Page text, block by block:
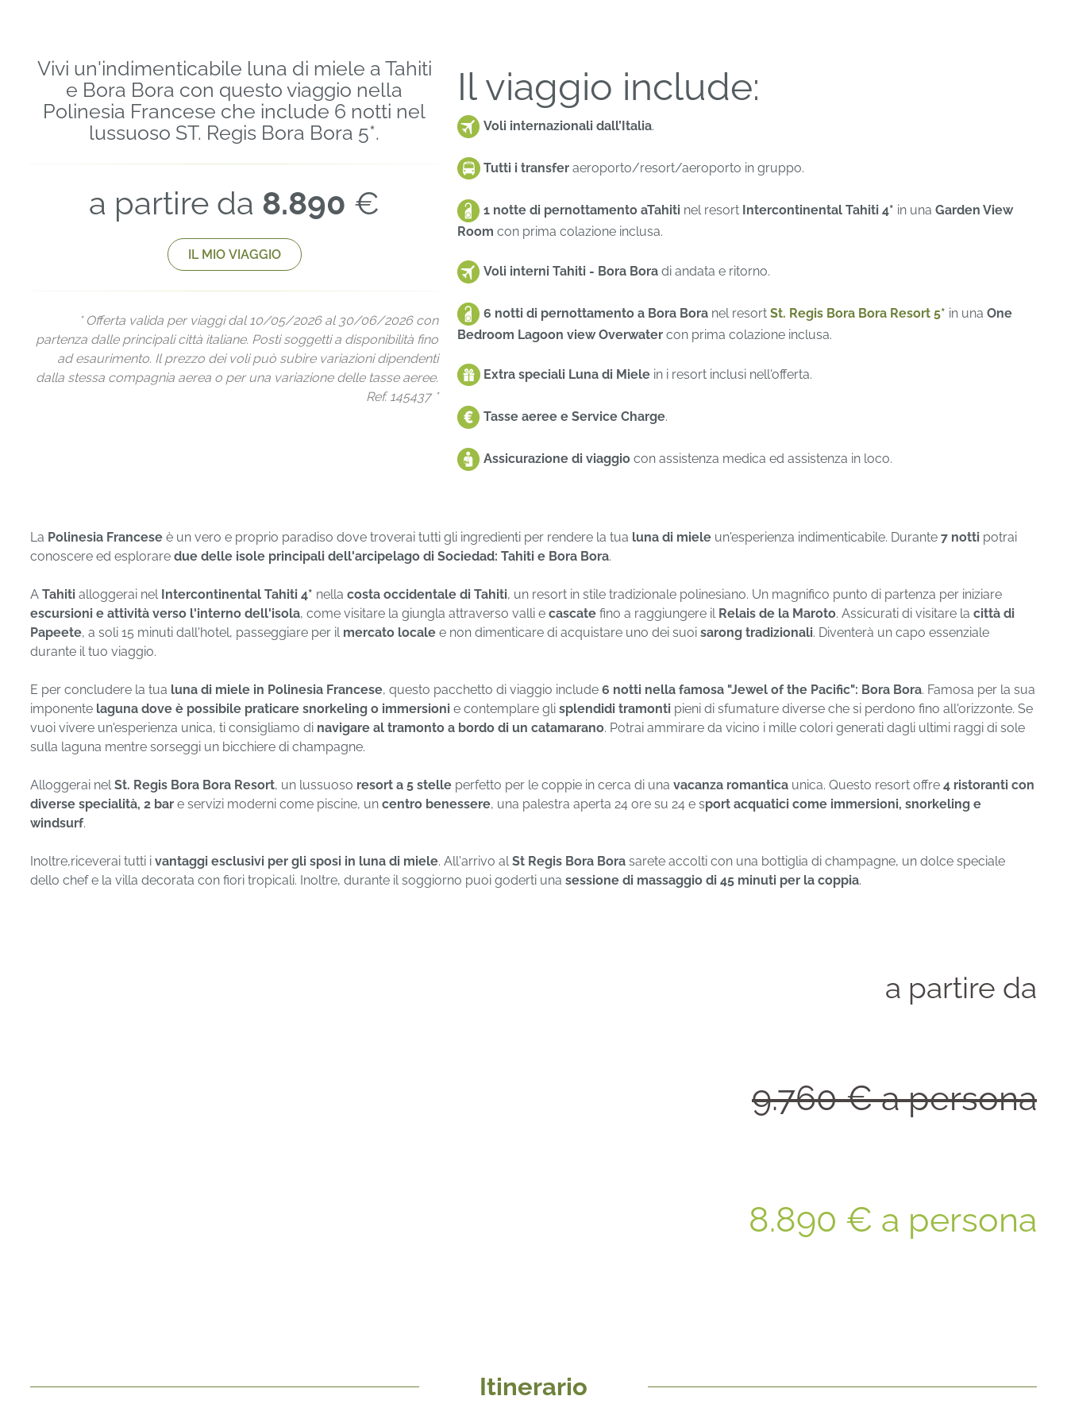
Vivi un'indimenticabile luna di miele a Tahiti
e Bora Bora con questo viaggio nella
Polinesia Francese che include 6 notti nel
lussuoso ST. Regis Bora Bora 5*.
a partire da 8.890 €
IL MIO VIAGGIO
* Offerta valida per viaggi dal 10/05/2026 al 30/06/2026 con
partenza dalle principali città italiane. Posti soggetti a disponibilità fino
ad esaurimento. Il prezzo dei voli può subire variazioni dipendenti
dalla stessa compagnia aerea o per una variazione delle tasse aeree.
Ref. 145437 *
Il viaggio include:
Voli internazionali dall’Italia.
Tutti i transfer aeroporto/resort/aeroporto in gruppo.
1 notte di pernottamento aTahiti nel resort Intercontinental Tahiti 4* in una Garden View
Room con prima colazione inclusa.
Voli interni Tahiti - Bora Bora di andata e ritorno.
6 notti di pernottamento a Bora Bora nel resortSt. Regis Bora Bora Resort 5* in unaOne
Bedroom Lagoon view Overwater con prima colazione inclusa.
Extra speciali Luna di Miele in i resort inclusi nell'offerta.
Tasse aeree eService Charge.
Assicurazione di viaggio con assistenza medica ed assistenza in loco.
La Polinesia Francese è un vero e proprio paradiso dove troverai tutti gli ingredienti per rendere la tua luna di miele un'esperienza indimenticabile. Durante 7 notti potrai
conoscere ed esplorare due delle isole principali dell'arcipelago di Sociedad: Tahiti e Bora Bora.
A Tahiti alloggerai nel Intercontinental Tahiti 4* nella costa occidentale di Tahiti, un resort in stile tradizionale polinesiano. Un magnifico punto di partenza per iniziare
escursioni e attività verso l'interno dell'isola, come visitare la giungla attraverso valli e cascate fino a raggiungere il Relais de la Maroto. Assicurati di visitare la città di
Papeete, a soli 15 minuti dall'hotel, passeggiare per il mercato locale e non dimenticare di acquistare uno dei suoi sarong tradizionali. Diventerà un capo essenziale
durante il tuo viaggio.
E per concludere la tua luna di miele in Polinesia Francese, questo pacchetto di viaggio include 6 notti nella famosa "Jewel of the Pacific": Bora Bora. Famosa per la sua
imponente laguna dove è possibile praticare snorkeling o immersioni e contemplare gli splendidi tramonti pieni di sfumature diverse che si perdono fino all'orizzonte. Se
vuoi vivere un'esperienza unica, ti consigliamo di navigare al tramonto a bordo di un catamarano. Potrai ammirare da vicino i mille colori generati dagli ultimi raggi di sole
sulla laguna mentre sorseggi un bicchiere di champagne.
Alloggerai nelSt. Regis Bora Bora Resort, un lussuoso resort a 5 stelle perfetto per le coppie in cerca di una vacanza romantica unica. Questo resort offre 4 ristoranti con
diverse specialità, 2 bar e servizi moderni come piscine, un centro benessere, una palestra aperta 24 ore su 24 e sport acquatici come immersioni, snorkeling e
windsurf.
Inoltre,riceverai tutti i vantaggi esclusivi per gli sposi in luna di miele. All'arrivo alSt Regis Bora Bora sarete accolti con una bottiglia di champagne, un dolce speciale
dello chef e la villa decorata con fiori tropicali. Inoltre, durante il soggiorno puoi goderti una sessione di massaggio di 45 minuti per la coppia.
a partire da
9.760 € a persona
8.890 € a persona
Itinerario